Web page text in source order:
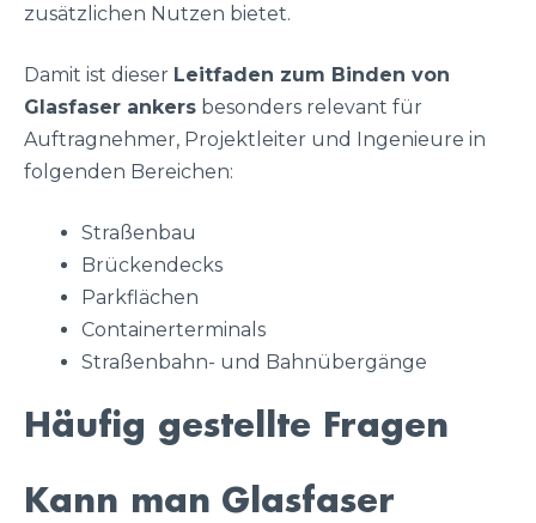
zusätzlichen Nutzen bietet.
Damit ist dieser Leitfaden zum Binden von
Glasfaser ankers besonders relevant für
Auftragnehmer, Projektleiter und Ingenieure in
folgenden Bereichen:
Straßenbau
Brückendecks
Parkflächen
Containerterminals
Straßenbahn- und Bahnübergänge
Häufig gestellte Fragen
Kann man Glasfaser